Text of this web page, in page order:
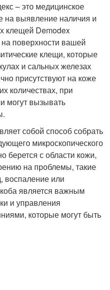
– это медицинское
на выявление наличия и
клещей Demodex
поверхности вашей
клещи, которые
и сальных железах
присутствуют на коже
количествах, при
могут вызывать
собой способ собрать
микроскопического
берется с области кожи,
на проблемы, такие
воспаление или
является важным
и управления
которые могут быть